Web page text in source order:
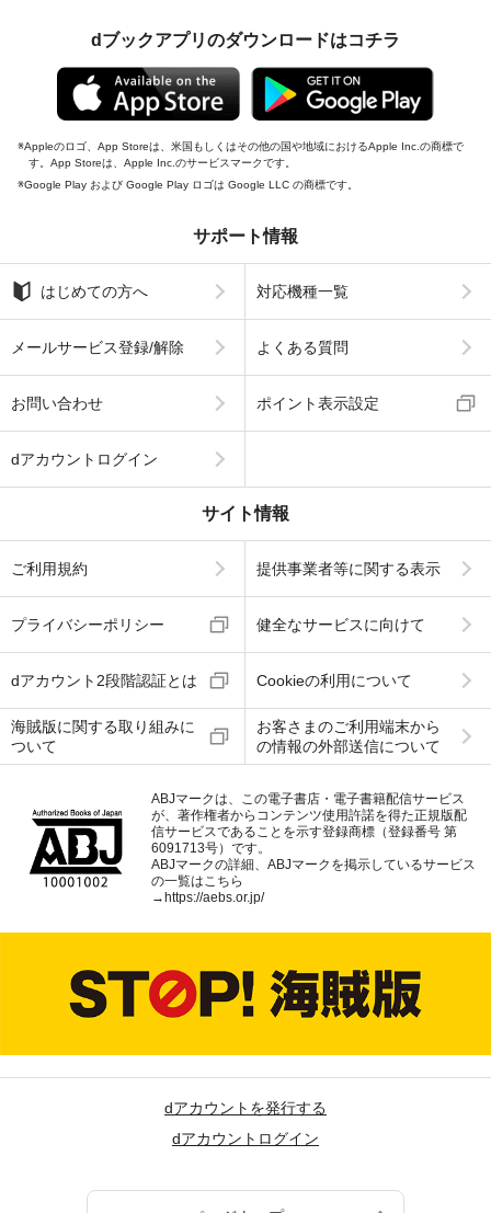
dブックアプリのダウンロードはコチラ
Appleのロゴ、App Storeは、米国もしくはその他の国や地域におけるApple Inc.の商標で
す。App Storeは、Apple Inc.のサービスマークです。
Google Play および Google Play ロゴは Google LLC の商標です。
サポート情報
はじめての方へ 対応機種一覧
メールサービス登録/解除 よくある質問
お問い合わせ ポイント表示設定
dアカウントログイン
サイト情報
ご利用規約 提供事業者等に関する表示
プライバシーポリシー 健全なサービスに向けて
dアカウント2段階認証とは Cookieの利用について
海賊版に関する取り組みに
ついて
お客さまのご利用端末から
の情報の外部送信について
ABJマークは、この電子書店・電子書籍配信サービス
が、著作権者からコンテンツ使用許諾を得た正規版配
信サービスであることを示す登録商標（登録番号 第
6091713号）です。
ABJマークの詳細、ABJマークを掲示しているサービス
の一覧はこちら
→https://aebs.or.jp/
dアカウントを発行する
dアカウントログイン